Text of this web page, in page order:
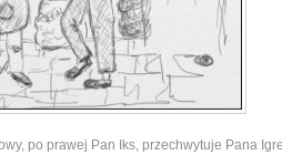
po prawej Pan Iks, przechwytuje Pana